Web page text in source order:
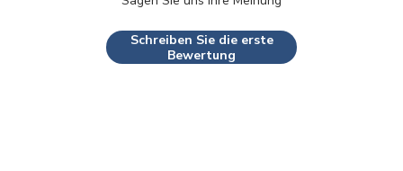
Schreiben Sie die erste
Bewertung